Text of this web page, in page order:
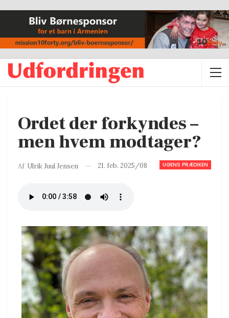
Ordet der forkyndes –
men hvem modtager?
UGENS PRÆDIKEN
Af Ulrik Juul Jensen 21. feb. 2025/08